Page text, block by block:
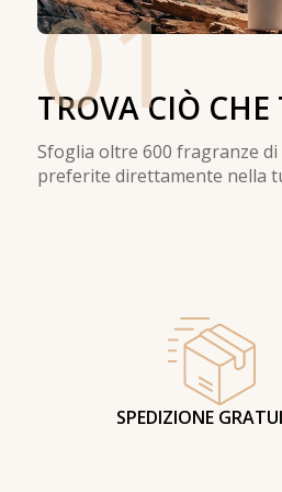
01
TROVA CIÒ CHE
Sfoglia oltre 600 fragranze
preferite direttamente nella
SPEDIZIONE